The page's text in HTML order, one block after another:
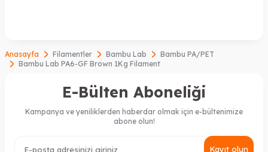
Anasayfa Filamentler Bambu Lab
Bambu PA/PET
Bambu Lab PA6-GF Brown 1Kg Filament
E-Bülten Aboneliği
Kampanya ve yeniliklerden haberdar olmak için e-bültenimize
abone olun!
Kayıt olun